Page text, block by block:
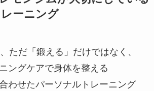
ーニング
ただ「鍛える」だけではなく、
ングケアで身体を整える
わせたパーソナルトレーニング